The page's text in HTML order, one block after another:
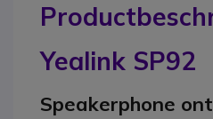
Yealink SP92
Speakerphone